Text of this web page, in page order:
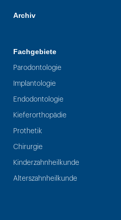
Archiv
Fachgebiete
Parodontologie
Implantologie
Endodontologie
Kieferorthopädie
Prothetik
Chirurgie
Kinderzahnheilkunde
Alterszahnheilkunde